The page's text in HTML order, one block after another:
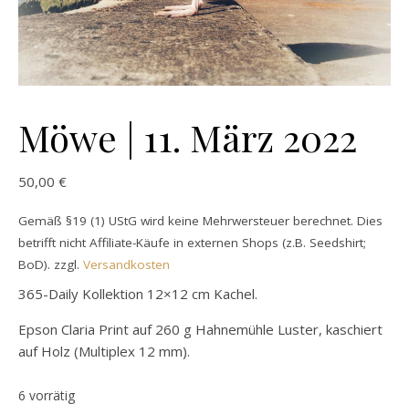
Möwe | 11. März 2022
50,00 €
Gemäß §19 (1) UStG wird keine Mehrwersteuer berechnet. Dies
betrifft nicht Affiliate-Käufe in externen Shops (z.B. Seedshirt;
BoD). zzgl. Versandkosten
365-Daily Kollektion 12×12 cm Kachel.
Epson Claria Print auf 260 g Hahnemühle Luster, kaschiert
auf Holz (Multiplex 12 mm).
6 vorrätig